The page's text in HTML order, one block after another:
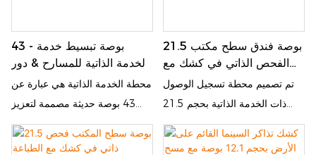
معدودة دون الحاجة للانتظار في
طوابير طويلة.
الفعال والسريع والمهني في
القاعات ذات الحجم المرتفع مع
الحفاظ على المظهر الأنيق
والحديث
43 - بوصة تبسيط خدمة
الخدمة الذاتية للمسارح & دور
السينما
محطة الخدمة الذاتية هي عبارة عن
43 بوصة حديثة مصممة لتعزيز
تجربة العملاء في المسارح ودور
السينما. يؤكد تصميمه المبتكر في
21.5 بوصة فندق سطح مكتب
الفحص الذاتي في كشك مع
دفع رمز الاستجابة السريعة
تم تصميم محطة تسجيل الوصول
ذات الخدمة الذاتية بحجم 21.5
بوصة هذه لسيناريوهات الفندق. إنه
يدمج شاشة تعمل باللمس عالية